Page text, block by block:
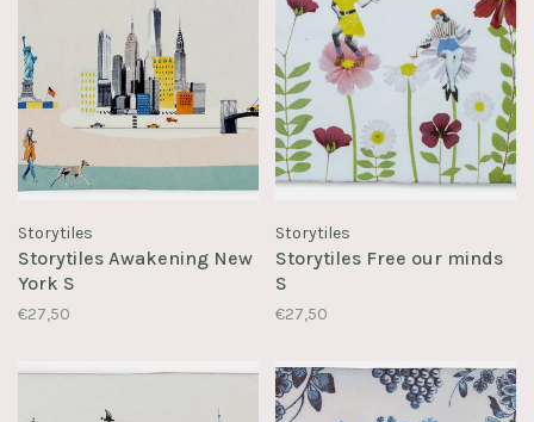
Storytiles
Storytiles Awakening New
York S
€27,50
Storytiles
Storytiles Free our minds
S
€27,50